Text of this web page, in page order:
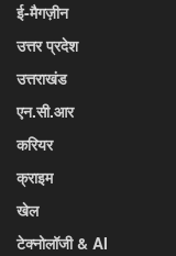
ई-मैगज़ीन
उत्तर प्रदेश
उत्तराखंड
एन.सी.आर
करियर
क्राइम
खेल
टेक्नोलॉजी & AI